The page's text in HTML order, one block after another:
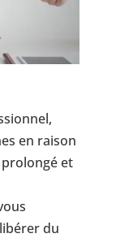
en raison
et
du